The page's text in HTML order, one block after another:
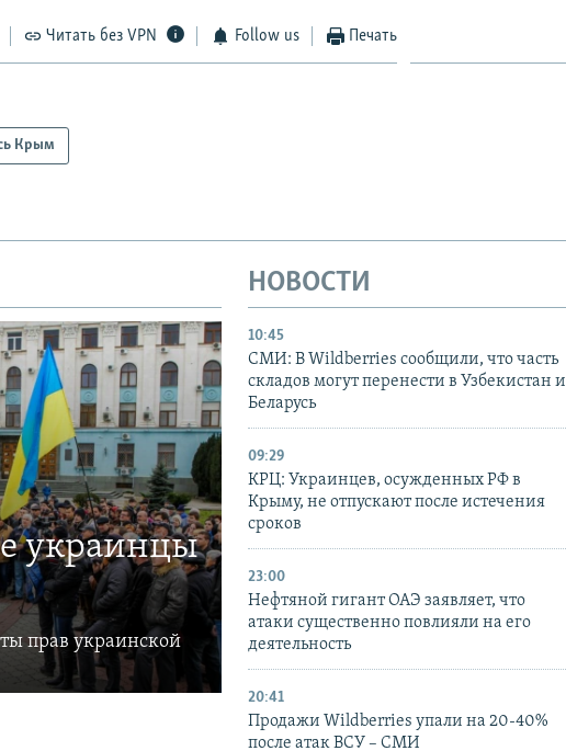
Читать без VPN Follow us Печать
Крым
украинцы
прав украинской
НОВОСТИ
10:45
СМИ: В Wildberries сообщили, что часть
складов могут перенести в Узбекистан и
Беларусь
09:29
КРЦ: Украинцев, осужденных РФ в
Крыму, не отпускают после истечения
сроков
23:00
Нефтяной гигант ОАЭ заявляет, что
атаки существенно повлияли на его
деятельность
20:41
Продажи Wildberries упали на 20-40%
после атак ВСУ – СМИ